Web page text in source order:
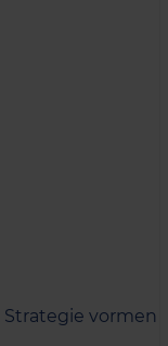
Strategie vormen